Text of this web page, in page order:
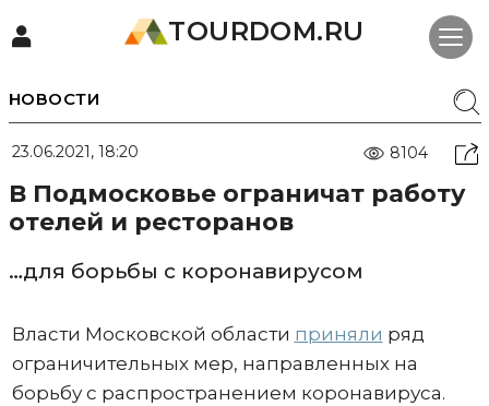
TOURDOM.RU
НОВОСТИ
23.06.2021, 18:20 8104
В Подмосковье ограничат работу
отелей и ресторанов
…для борьбы с коронавирусом
Власти Московской области приняли ряд
ограничительных мер, направленных на
борьбу с распространением коронавируса.